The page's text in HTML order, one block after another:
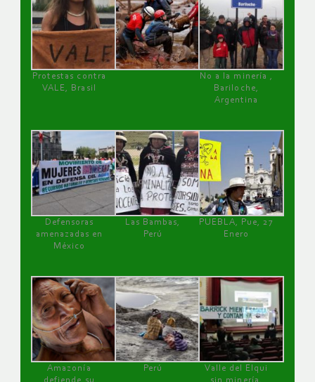
Protestas contra
VALE, Brasil
No a la minería ,
Bariloche,
Argentina
Defensoras
amenazadas en
México
Las Bambas,
Perú
PUEBLA, Pue, 27
Enero
Amazonía
Perú
Valle del Elqui